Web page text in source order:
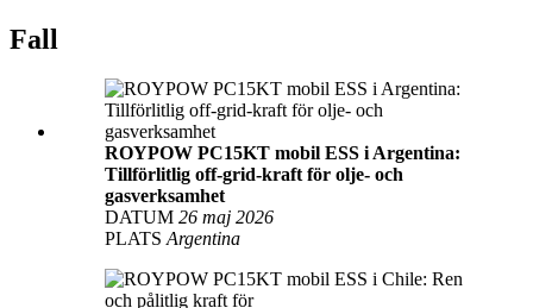
Fall
ROYPOW PC15KT mobil ESS i Argentina:
Tillförlitlig off-grid-kraft för olje- och
gasverksamhet
DATUM 26 maj 2026
PLATS Argentina